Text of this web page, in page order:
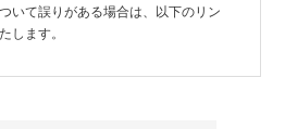
いて誤りがある場合は、以下のリン
します。